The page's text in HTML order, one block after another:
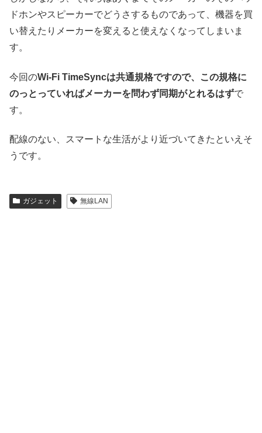
ドホンやスピーカーでどうさするものであって、機器を買
い替えたりメーカーを変えると使えなくなってしまいま
す。
今回のWi-Fi TimeSyncは共通規格ですので、この規格に
のっとっていればメーカーを問わず同期がとれるはずで
す。
配線のない、スマートな生活がより近づいてきたといえそ
うです。
ガジェット 無線LAN